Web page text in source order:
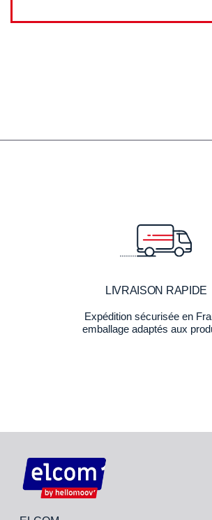
LIVRAISON RAPIDE
Expédition sécurisée en
emballage adaptés aux